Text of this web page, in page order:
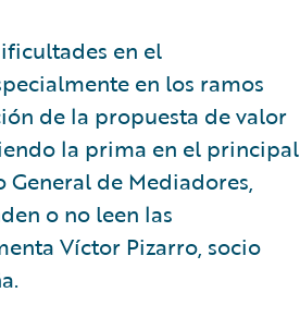
en el
en los ramos
de la propuesta de valor
la prima en el principal
de Mediadores,
o no leen las
Víctor Pizarro, socio